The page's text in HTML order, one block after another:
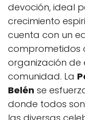
devoción, ideal
crecimiento
cuenta con un
comprometidos
organización de
comunidad. La
Belén se
donde todos